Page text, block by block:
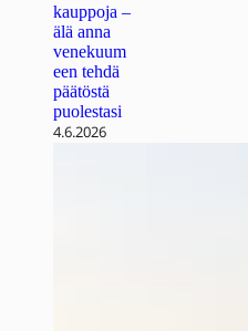
kauppoja –
älä anna
venekuum
een tehdä
päätöstä
puolestasi
4.6.2026